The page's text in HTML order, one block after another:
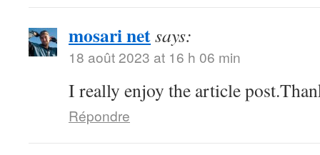
mosari netsays:
18 août 2023 at 16 h 06 min
I really enjoy the article
Répondre